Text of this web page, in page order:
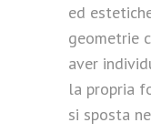
ed
geometrie
aver
la propria
si sposta